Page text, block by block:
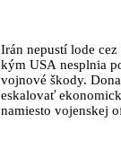
Irán nepustí lode
kým USA nesplnia
vojnové škody.
eskalovať
namiesto vojenskej